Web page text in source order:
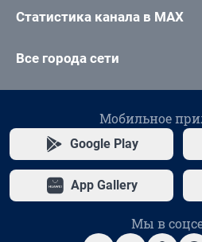
Статистика канала в MAX
Все города сети
Мобильное
Google Play
App Gallery
Мы в